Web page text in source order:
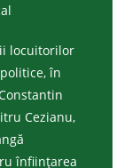
locuitorilor
în
Cezianu,
înfiinţarea